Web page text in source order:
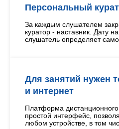
Персональный
За каждым слушателем
куратор - наставник. Дату
слушатель определяет
Для занятий нужен
и интернет
Платформа
простой интерфейс,
любом устройстве, в том